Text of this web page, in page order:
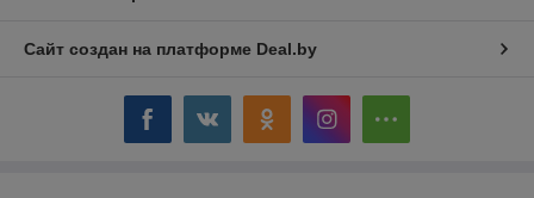
Сайт создан на платформе Deal.by